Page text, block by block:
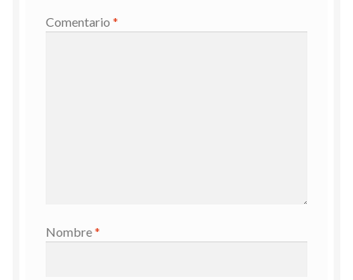
Comentario *
Nombre*